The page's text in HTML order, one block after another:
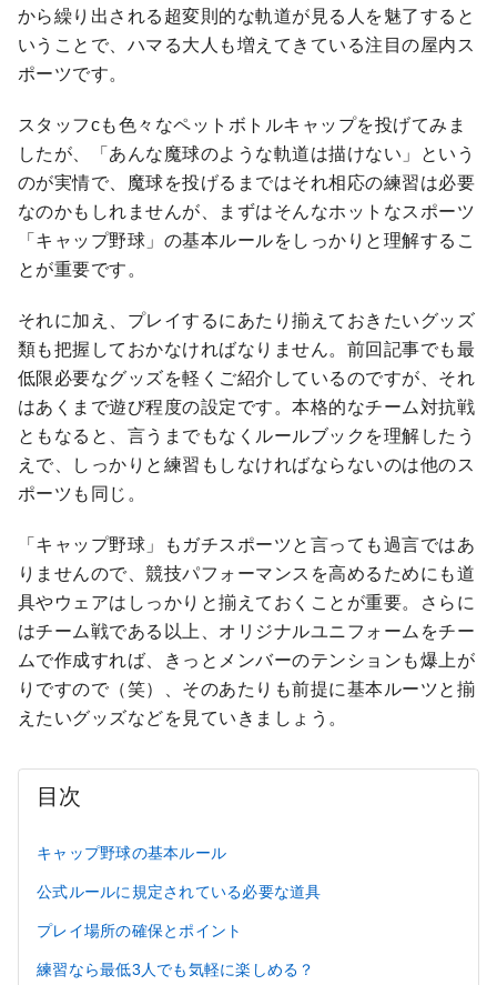
から繰り出される超変則的な軌道が見る人を魅了すると
いうことで、ハマる大人も増えてきている注目の屋内ス
ポーツです。
スタッフcも色々なペットボトルキャップを投げてみま
したが、「あんな魔球のような軌道は描けない」という
のが実情で、魔球を投げるまではそれ相応の練習は必要
なのかもしれませんが、まずはそんなホットなスポーツ
「キャップ野球」の基本ルールをしっかりと理解するこ
とが重要です。
それに加え、プレイするにあたり揃えておきたいグッズ
類も把握しておかなければなりません。前回記事でも最
低限必要なグッズを軽くご紹介しているのですが、それ
はあくまで遊び程度の設定です。本格的なチーム対抗戦
ともなると、言うまでもなくルールブックを理解したう
えで、しっかりと練習もしなければならないのは他のス
ポーツも同じ。
「キャップ野球」もガチスポーツと言っても過言ではあ
りませんので、競技パフォーマンスを高めるためにも道
具やウェアはしっかりと揃えておくことが重要。さらに
はチーム戦である以上、オリジナルユニフォームをチー
ムで作成すれば、きっとメンバーのテンションも爆上が
りですので（笑）、そのあたりも前提に基本ルーツと揃
えたいグッズなどを見ていきましょう。
目次
キャップ野球の基本ルール
公式ルールに規定されている必要な道具
プレイ場所の確保とポイント
練習なら最低3人でも気軽に楽しめる？